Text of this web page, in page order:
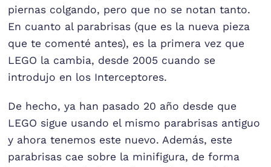
piernas colgando, pero que no se notan tanto.
En cuanto al parabrisas (que es la nueva pieza
que te comenté antes), es la primera vez que
LEGO la cambia, desde 2005 cuando se
introdujo en los Interceptores.
De hecho, ya han pasado 20 año desde que
LEGO sigue usando el mismo parabrisas antiguo
y ahora tenemos este nuevo. Además, este
parabrisas cae sobre la minifigura, de forma